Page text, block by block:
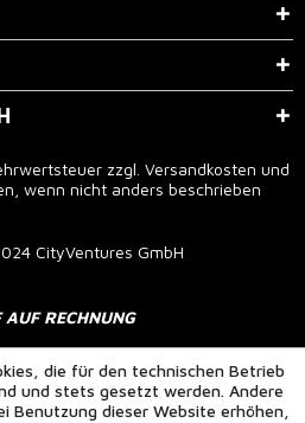
zzgl. Versandkosten und
wenn nicht anders beschrieben
CityVentures GmbH
AUF RECHNUNG
die für den technischen Betrieb
und stets gesetzt werden. Andere
Benutzung dieser Website erhöhen,